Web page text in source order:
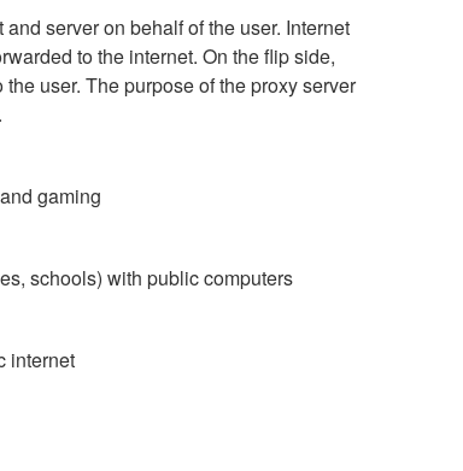
server on behalf of the user. Internet
to the internet. On the flip side,
user. The purpose of the proxy server
gaming
schools) with public computers
internet